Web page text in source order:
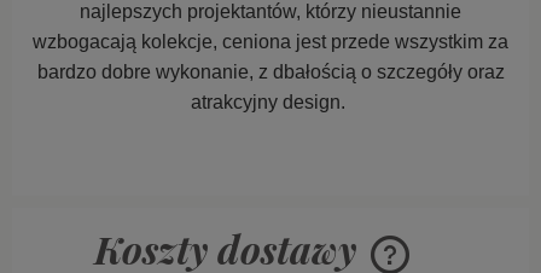
najlepszych projektantów, którzy nieustannie
wzbogacają kolekcje, ceniona jest przede wszystkim za
bardzo dobre wykonanie, z dbałością o szczegóły oraz
atrakcyjny design.
Koszty dostawy
Cena nie zawiera